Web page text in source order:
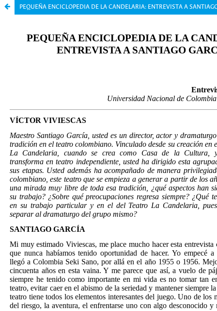
PEQUEÑA ENCICLOPEDIA DE LA CANDELARIA: ENTREVISTA A